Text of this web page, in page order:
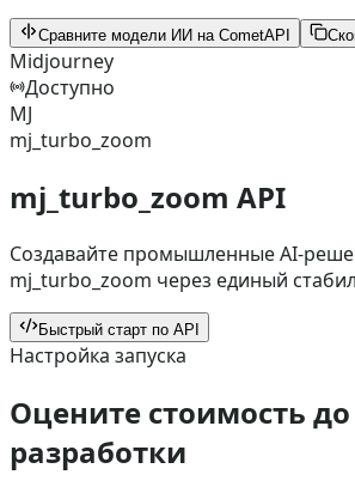
Сравните модели ИИ на CometAPI
Midjourney
Доступно
MJ
mj_turbo_zoom
mj_turbo_zoom API
Создавайте промышленные AI-
mj_turbo_zoom через единый
Быстрый старт по API
Настройка запуска
Оцените стоимость до
разработки